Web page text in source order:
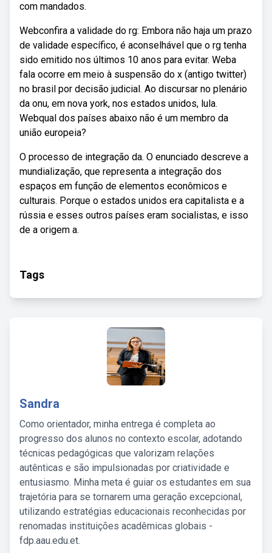
com mandados.
Webconfira a validade do rg: Embora não haja um prazo
de validade específico, é aconselhável que o rg tenha
sido emitido nos últimos 10 anos para evitar. Weba
fala ocorre em meio à suspensão do x (antigo twitter)
no brasil por decisão judicial. Ao discursar no plenário
da onu, em nova york, nos estados unidos, lula.
Webqual dos países abaixo não é um membro da
união europeia?
O processo de integração da. O enunciado descreve a
mundialização, que representa a integração dos
espaços em função de elementos econômicos e
culturais. Porque o estados unidos era capitalista e a
rússia e esses outros países eram socialistas, e isso
de a origem a.
Tags
Sandra
Como orientador, minha entrega é completa ao
progresso dos alunos no contexto escolar, adotando
técnicas pedagógicas que valorizam relações
autênticas e são impulsionadas por criatividade e
entusiasmo. Minha meta é guiar os estudantes em sua
trajetória para se tornarem uma geração excepcional,
utilizando estratégias educacionais reconhecidas por
renomadas instituições acadêmicas globais -
fdp.aau.edu.et.